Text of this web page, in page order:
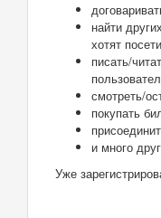
найти
хотят
писать/
смотреть/
покупать
и много
Уже